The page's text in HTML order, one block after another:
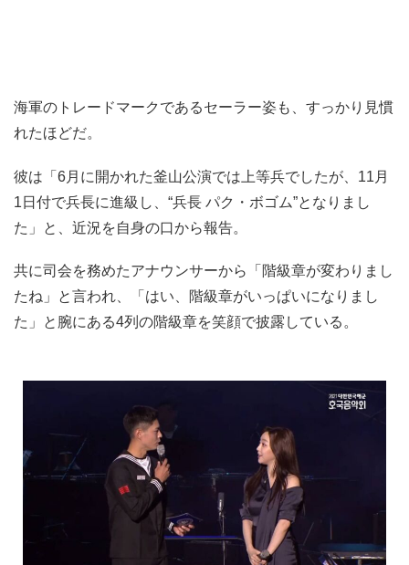
海軍のトレードマークであるセーラー姿も、すっかり見慣
れたほどだ。
彼は「6月に開かれた釜山公演では上等兵でしたが、11月
1日付で兵長に進級し、“兵長 パク・ボゴム”となりまし
た」と、近況を自身の口から報告。
共に司会を務めたアナウンサーから「階級章が変わりまし
たね」と言われ、「はい、階級章がいっぱいになりまし
た」と腕にある4列の階級章を笑顔で披露している。